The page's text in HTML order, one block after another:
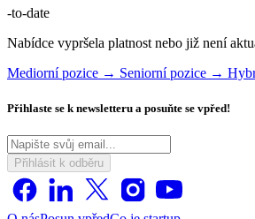
-to-date
Nabídce vypršela platnost nebo již není
Mediorní pozice → Seniorní pozice →
Přihlaste se k newsletteru a posuňte se vpřed!
Přihlásit k odběru